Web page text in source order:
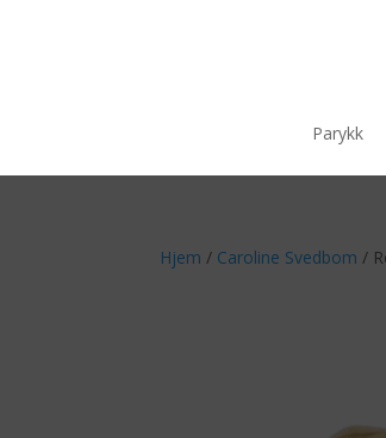
Parykk
Hjem / Caroline Svedbom /